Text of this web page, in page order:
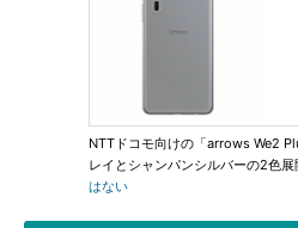
NTTドコモ向けの「arrows We2
レイとシャンパンシルバーの2色展
はない